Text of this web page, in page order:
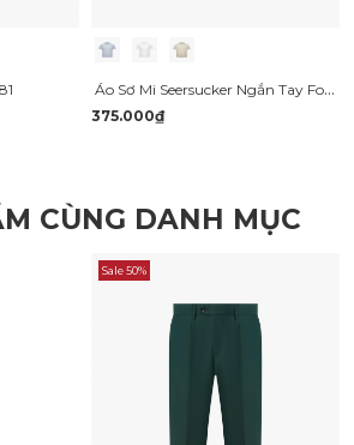
Áo Sơ Mi Seersucker Ngắn Tay Form Regular SM204
375.000₫
CÙNG DANH MỤC
Sale 50%